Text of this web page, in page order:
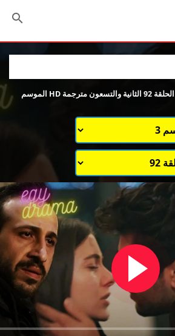
مسلسل الطائر الرفراف الحلقة 92 الثانية والتسعون مترجمة HD الموسم
الموسم
الموسم 1
الموسم 3